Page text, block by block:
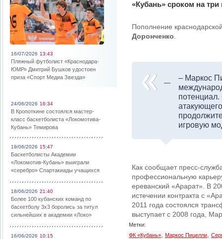
16/07/2026 13:43
Пляжный футболист «Краснодара-
ЮМР» Дмитрий Бушков удостоен
приза «Спорт Медиа Звезда»
24/06/2026 16:34
В Кропоткине состоялся мастер-
класс баскетболиста «Локомотива-
Кубань» Темирова
19/06/2026 15:47
Баскетболисты Академии
«Локомотив-Кубань» выиграли
«серебро» Спартакиады учащихся
18/06/2026 21:40
Более 100 кубанских команд по
баскетболу 3х3 боролись за титул
сильнейших в академии «Локо»
16/06/2026 10:15
«Кубань» сроком на три
Пополнение
Доронченко
– Маркос
потенциал.
игровую
Как сообщает пресс-
профессиональную
ереванский «Арарат». В
истечении контракта с
2011 года состоялся
выступает с 2008 года,
Метки:
ФК «Кубань»
Маркос Пицелли